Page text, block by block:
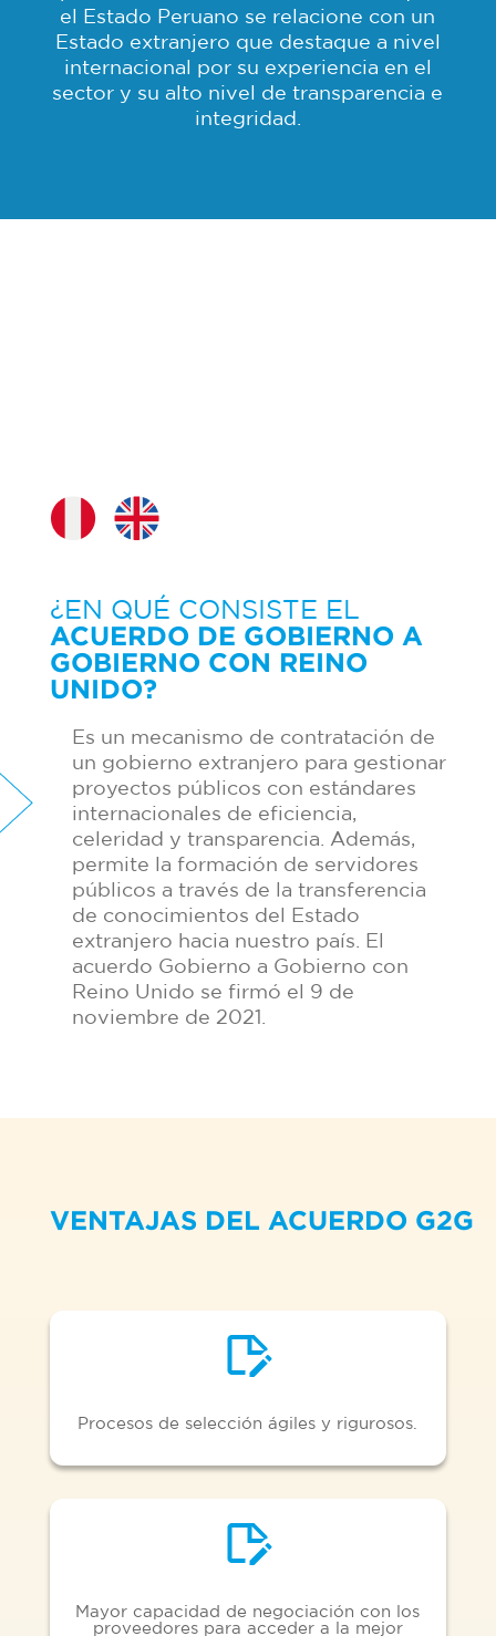
el Estado Peruano se relacione con un
Estado extranjero que destaque a nivel
internacional por su experiencia en el
sector y su alto nivel de transparencia e
integridad.
¿EN QUÉ CONSISTE EL
ACUERDO DE GOBIERNO A
GOBIERNO CON REINO
UNIDO?
Es un mecanismo de contratación de
un gobierno extranjero para gestionar
proyectos públicos con estándares
internacionales de eficiencia,
celeridad y transparencia. Además,
permite la formación de servidores
públicos a través de la transferencia
de conocimientos del Estado
extranjero hacia nuestro país. El
acuerdo Gobierno a Gobierno con
Reino Unido se firmó el 9 de
noviembre de 2021.
VENTAJAS DEL ACUERDO G2G
Procesos de selección ágiles y rigurosos.
Mayor capacidad de negociación con los
proveedores para acceder a la mejor